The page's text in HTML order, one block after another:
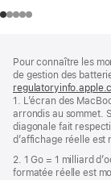
de
page
de
bas
de
page
Pour connaître les
de gestion des
1. L’écran des
arrondis au sommet.
diagonale fait
d’affichage réelle est
2. 1 Go = 1 milliard
formatée réelle est